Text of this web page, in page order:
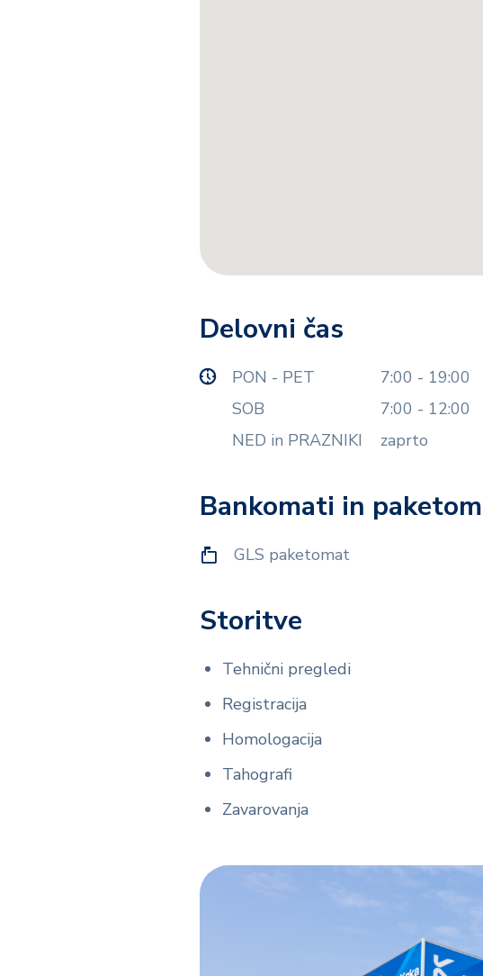
Delovni čas
PON - PET
7:00 - 19:00
SOB
7:00 - 12:00
NED in PRAZNIKI
zaprto
Bankomati in
GLS paketomat
Storitve
Tehnični pregledi
Registracija
Homologacija
Tahografi
Zavarovanja